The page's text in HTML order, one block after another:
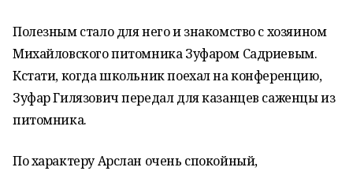
Полезным стало для него и знакомство с хозяином
Михайловского питомника Зуфаром Садриевым.
Кстати, когда школьник поехал на конференцию,
Зуфар Гилязович передал для казанцев саженцы из
питомника.
По характеру Арслан очень спокойный,